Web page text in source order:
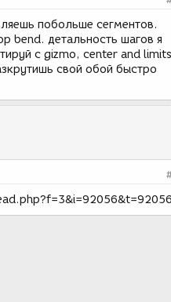
побольше сегментов.
bend. детальность шагов я
c gizmo, center and
свой обой быстро